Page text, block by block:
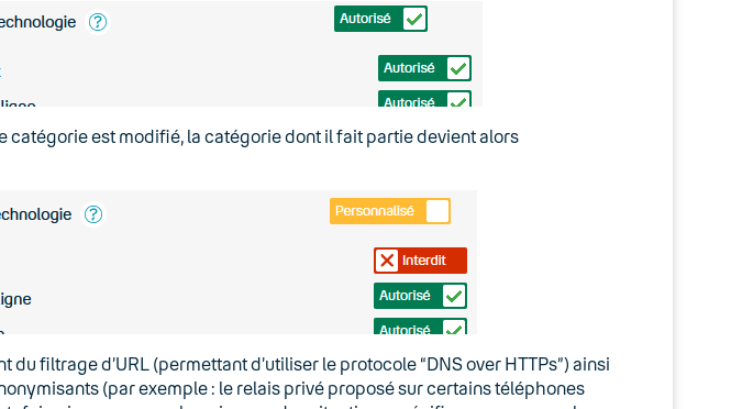
catégorie est modifié, la catégorie dont il fait partie devient alors
du filtrage d’URL (permettant d’utiliser le protocole “DNS over HTTPs”) ainsi
(par exemple : le relais privé proposé sur certains téléphones